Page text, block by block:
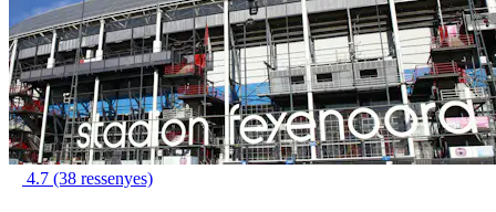
4.7 (38 ressenyes)